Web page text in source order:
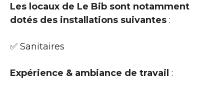
Les locaux de Le Bib sont notamment
dotés des installations suivantes :
✅ Sanitaires
Expérience & ambiance de travail :